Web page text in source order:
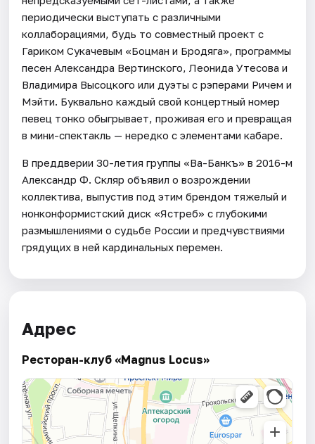
периодически выступать с различными
коллаборациями, будь то совместный проект с
Гариком Сукачевым «Боцман и Бродяга», программы
песен Александра Вертинского, Леонида Утесова и
Владимира Высоцкого или дуэты с рэперами Ричем и
Мэйти. Буквально каждый свой концертный номер
певец тонко обыгрывает, проживая его и превращая
в мини-спектакль — нередко с элементами кабаре.
В преддверии 30-летия группы «Ва-Банкъ» в 2016-м
Александр Ф. Скляр объявил о возрождении
коллектива, выпустив под этим брендом тяжелый и
нонконформистский диск «Ястреб» с глубокими
размышлениями о судьбе России и предчувствиями
грядущих в ней кардинальных перемен.
Адрес
Ресторан-клуб «Magnus Locus»